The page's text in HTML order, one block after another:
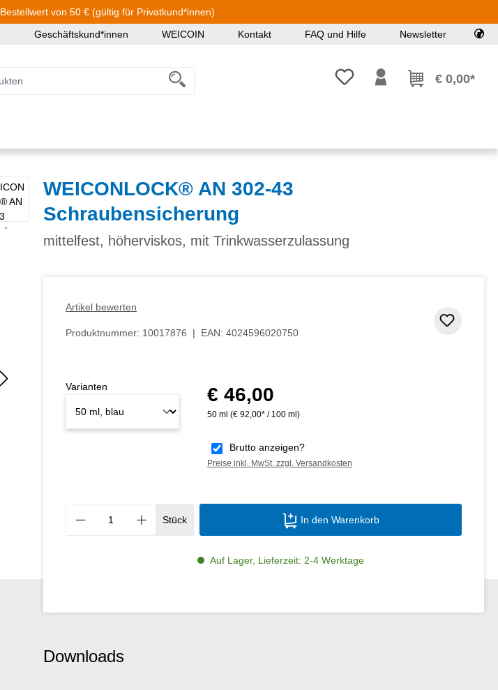
von 50 € (gültig für Privatkund*innen)
Geschäftskund*innen WEICOIN Kontakt FAQ und Hilfe Newsletter
Du hast 0 Produkte auf dem
€ 0,00*
WEICONLOCK® AN 302-43
Schraubensicherung
mittelfest, höherviskos, mit Trinkwasserzulassung
Artikel bewerten
Produktnummer: 10017876 | EAN: 4024596020750
Regulärer Preis:
€ 46,00
50 ml (€ 92,00* / 100 ml)
Brutto anzeigen?
Preise inkl. MwSt. zzgl. Versandkosten
Varianten
Produkt Anzahl: Gib den gewünschten
Stück In den Warenkorb
Auf Lager, Lieferzeit: 2-4 Werktage
Downloads